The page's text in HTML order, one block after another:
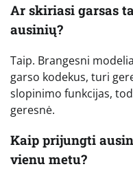
Ar skiriasi garsas
ausinių?
Taip. Brangesni
garso kodekus, turi
slopinimo funkcijas,
geresnė.
Kaip prijungti
vienu metu?